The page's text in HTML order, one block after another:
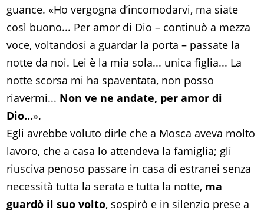
guance. «Ho vergogna d’incomodarvi, ma siate
così buono... Per amor di Dio – continuò a mezza
voce, voltandosi a guardar la porta – passate la
notte da noi. Lei è la mia sola... unica figlia... La
notte scorsa mi ha spaventata, non posso
riavermi... Non ve ne andate, per amor di
Dio...».
Egli avrebbe voluto dirle che a Mosca aveva molto
lavoro, che a casa lo attendeva la famiglia; gli
riusciva penoso passare in casa di estranei senza
necessità tutta la serata e tutta la notte, ma
guardò il suo volto, sospirò e in silenzio prese a